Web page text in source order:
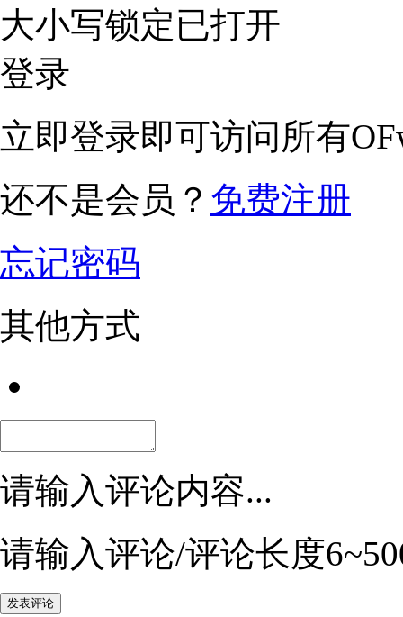
大小写锁定已打开
登录
立即登录即可访问所有
还不是会员？ 免费注册
忘记密码
其他方式
请输入评论内容...
请输入评论/评论长度